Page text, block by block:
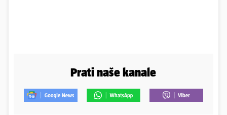
Prati naše kanale